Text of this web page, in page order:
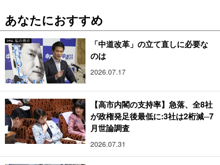
あなたにおすすめ
「中道改革」の立て直しに必要な
のは
2026.07.17
【高市内閣の支持率】急落、全8社
が政権発足後最低に:3社は2桁減─7
月世論調査
2026.07.31